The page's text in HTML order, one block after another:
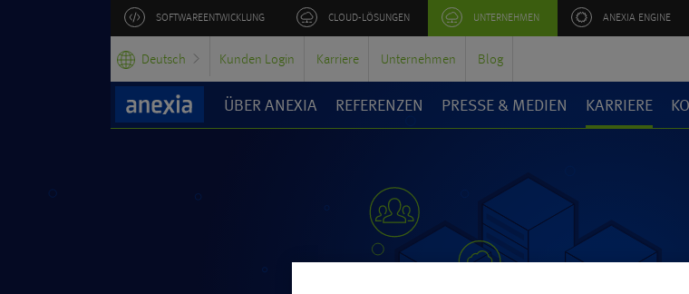
SOFTWAREENTWICKLUNG CLOUD-LÖSUNGEN UNTERNEHMEN ANEXIA ENGINE
Deutsch Kunden Login Karriere Unternehmen Blog
ÜBER ANEXIA REFERENZEN PRESSE & MEDIEN KARRIERE